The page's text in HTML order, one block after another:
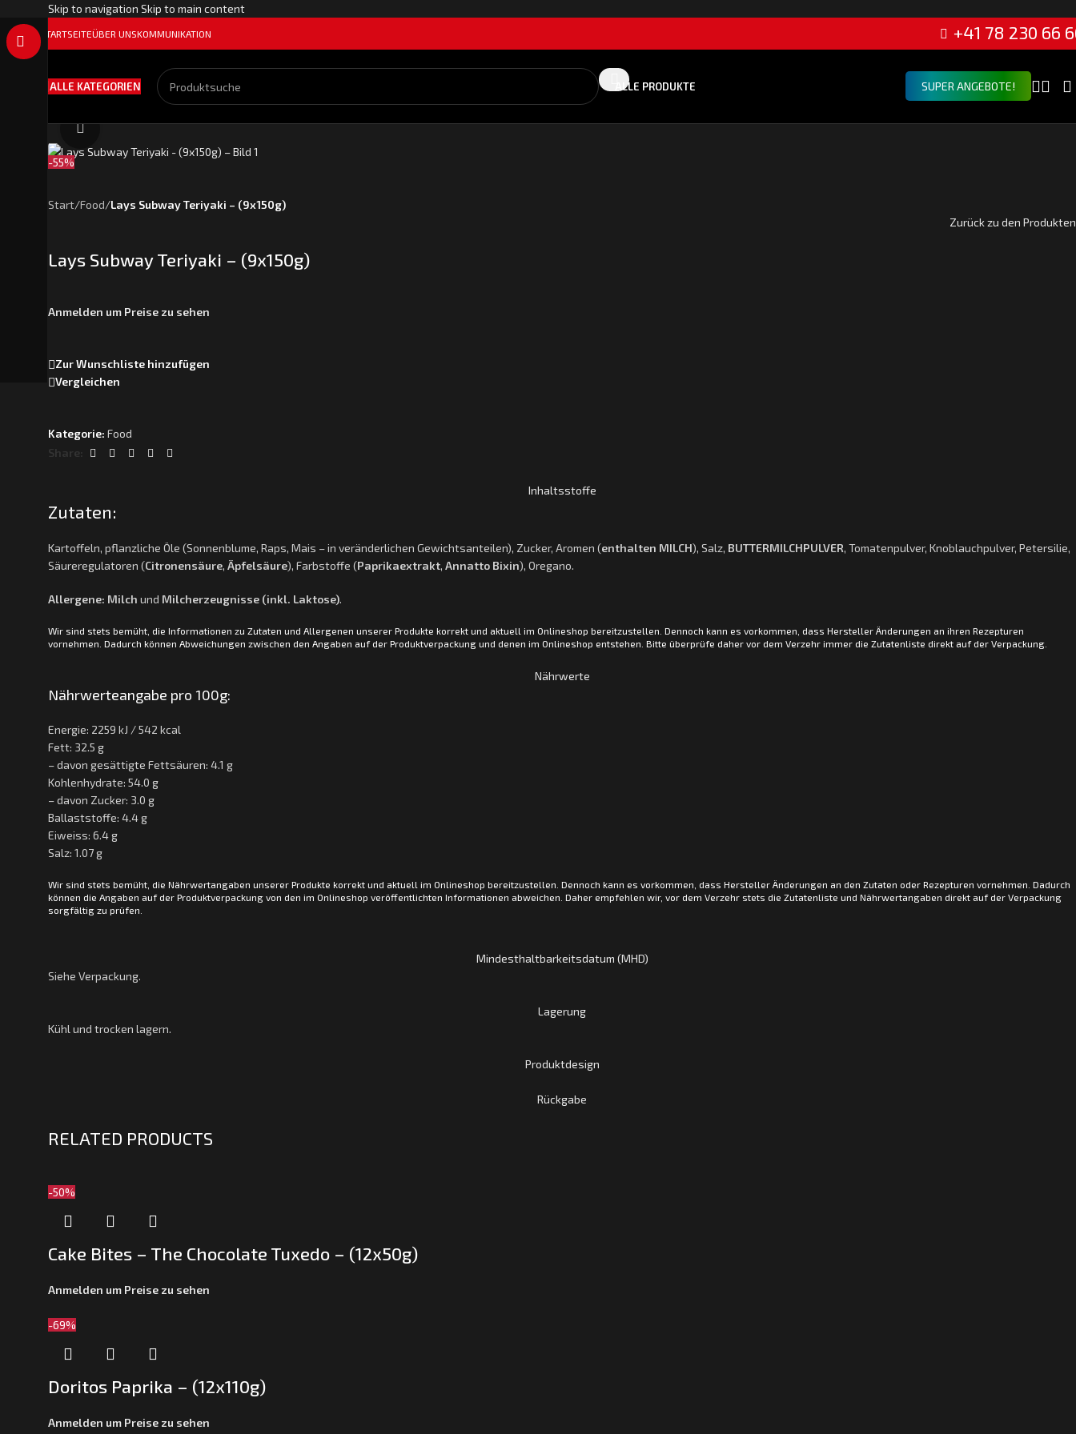
Skip to navigation Skip to main content
STARTSEITEÜBER UNSKOMMUNIKATION +41 78 230 66
ALLE KATEGORIEN ALLE PRODUKTE SUPER ANGEBOTE!
-55%
Klick zum Vergrößern
Start/Food/Lays Subway Teriyaki – (9x150g)
Zurück zu den Produkten
Lays Subway Teriyaki – (9x150g)
Anmelden um Preise zu sehen
Zur Wunschliste hinzufügen
Vergleichen
Kategorie: Food
Share:
Inhaltsstoffe
Zutaten:
Kartoffeln, pflanzliche Öle (Sonnenblume, Raps, Mais – in veränderlichen Gewichtsanteilen), Zucker, Aromen (enthalten MILCH), Salz, BUTTERMILCHPULVER, Tomatenpulver, Knoblauchpulver, Petersilie,
Säureregulatoren (Citronensäure, Äpfelsäure), Farbstoffe (Paprikaextrakt, Annatto Bixin), Oregano.
Allergene: Milch und Milcherzeugnisse (inkl. Laktose).
Wir sind stets bemüht, die Informationen zu Zutaten und Allergenen unserer Produkte korrekt und aktuell im Onlineshop bereitzustellen. Dennoch kann es vorkommen, dass Hersteller Änderungen an ihren Rezepturen
vornehmen. Dadurch können Abweichungen zwischen den Angaben auf der Produktverpackung und denen im Onlineshop entstehen. Bitte überprüfe daher vor dem Verzehr immer die Zutatenliste direkt auf der Verpackung.
Nährwerte
Nährwerteangabe pro 100g:
Energie: 2259 kJ / 542 kcal
Fett: 32.5 g
– davon gesättigte Fettsäuren: 4.1 g
Kohlenhydrate: 54.0 g
– davon Zucker: 3.0 g
Ballaststoffe: 4.4 g
Eiweiss: 6.4 g
Salz: 1.07 g
Wir sind stets bemüht, die Nährwertangaben unserer Produkte korrekt und aktuell im Onlineshop bereitzustellen. Dennoch kann es vorkommen, dass Hersteller Änderungen an den Zutaten oder Rezepturen vornehmen. Dadurch
können die Angaben auf der Produktverpackung von den im Onlineshop veröffentlichten Informationen abweichen. Daher empfehlen wir, vor dem Verzehr stets die Zutatenliste und Nährwertangaben direkt auf der Verpackung
sorgfältig zu prüfen.
Mindesthaltbarkeitsdatum (MHD)
Siehe Verpackung.
Lagerung
Kühl und trocken lagern.
Produktdesign
Rückgabe
RELATED PRODUCTS
-50%
Cake Bites – The Chocolate Tuxedo – (12x50g)
Anmelden um Preise zu sehen
-69%
Doritos Paprika – (12x110g)
Anmelden um Preise zu sehen